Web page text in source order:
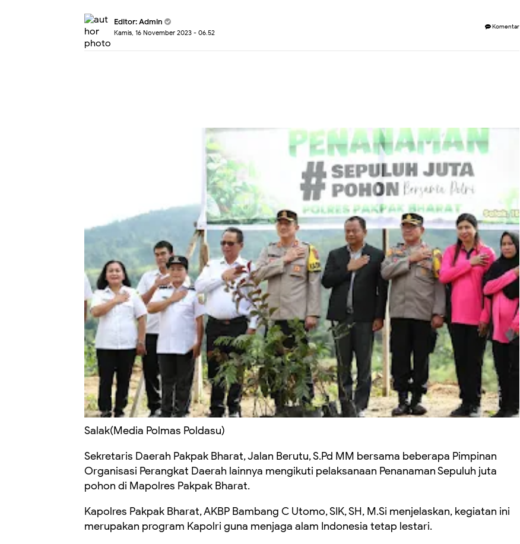
Editor: Admin
Kamis, 16 November 2023 - 06.52
Komentar
Salak(Media Polmas Poldasu)
Sekretaris Daerah Pakpak Bharat, Jalan Berutu, S.Pd MM bersama beberapa Pimpinan
Organisasi Perangkat Daerah lainnya mengikuti pelaksanaan Penanaman Sepuluh juta
pohon di Mapolres Pakpak Bharat.
Kapolres Pakpak Bharat, AKBP Bambang C Utomo, SIK, SH, M.Si menjelaskan, kegiatan ini
merupakan program Kapolri guna menjaga alam Indonesia tetap lestari.